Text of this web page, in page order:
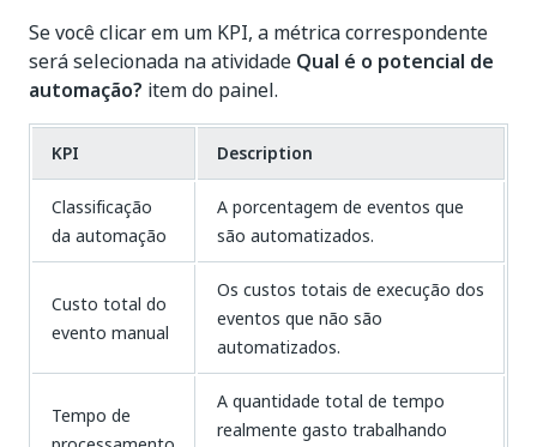
Se você clicar em um KPI, a métrica correspondente
será selecionada na atividade Qual é o potencial de
automação? item do painel.
KPI Description
Classificação
da automação
A porcentagem de eventos que
são automatizados.
Custo total do
evento manual
Os custos totais de execução dos
eventos que não são
automatizados.
Tempo de
A quantidade total de tempo
realmente gasto trabalhando